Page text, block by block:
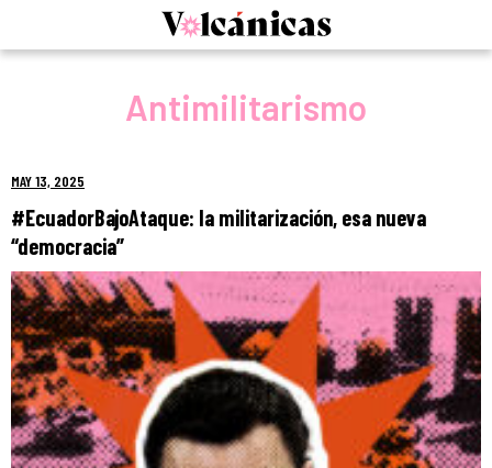
Antimilitarismo
MAY 13, 2025
#EcuadorBajoAtaque: la militarización, esa nueva
“democracia”